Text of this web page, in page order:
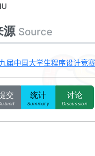
源 Source
届中国大学生程序设计竞
交 统计
Summary
讨论
Discussion